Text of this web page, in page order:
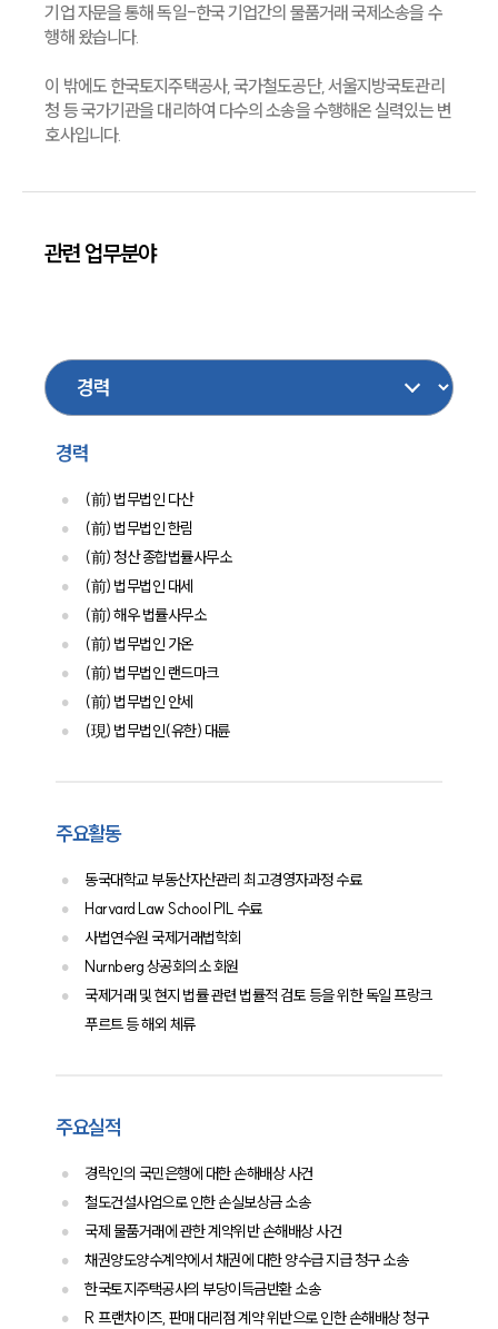
AI대륜
사례분석/최신동향
법률지식인
고객후기
구성원 소개
채권추심전문변호사
법률서식
뉴스레터/브로슈어
세미나
대륜법률상담예약
대륜법률상담예약
기업 자문을 통해 독일-한국 기업간의 물품거래 국제소송을 수
행해 왔습니다.
이 밖에도 한국토지주택공사, 국가철도공단, 서울지방국토관리
청 등 국가기관을 대리하여 다수의 소송을 수행해온 실력있는 변
호사입니다.
관련 업무분야
경력
(前) 법무법인 다산
(前) 법무법인 한림
(前) 청산 종합법률사무소
(前) 법무법인 대세
(前) 해우 법률사무소
(前) 법무법인 가온
(前) 법무법인 랜드마크
(前) 법무법인 안세
(現) 법무법인(유한) 대륜
주요활동
동국대학교 부동산자산관리 최고경영자과정 수료
Harvard Law School PIL 수료
사법연수원 국제거래법학회
Nurnberg 상공회의소 회원
국제거래 및 현지 법률 관련 법률적 검토 등을 위한 독일 프랑크
푸르트 등 해외 체류
주요실적
경락인의 국민은행에 대한 손해배상 사건
철도건설사업으로 인한 손실보상금 소송
국제 물품거래에 관한 계약위반 손해배상 사건
채권양도양수계약에서 채권에 대한 양수급 지급 청구 소송
한국토지주택공사의 부당이득금반환 소송
R 프랜차이즈, 판매 대리점 계약 위반으로 인한 손해배상 청구